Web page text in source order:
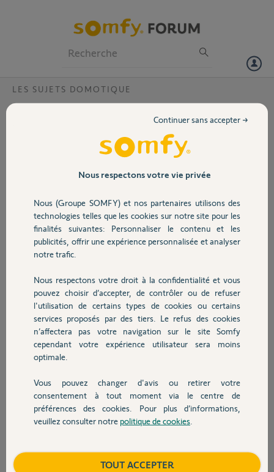
Volet
Sécurité
Domotique
Chauffage
Autres produits
Devis avec un pro
Contact
LES SUJETS DOMOTIQUE
programmation telecommande SITUO 1
Bonjour
j'ai dû remplacer mon ancienne
télécommande TELIS 1 RTS par une
puis-je programmer cette dernière
pour télécommander mon store
extérieur ?
merci d'avance pour votre réponse
En pièce jointe la photo de la
Participer au fil de discussion
Réponses
Nous respectons votre vie privée
Nous (Groupe SOMFY) et nos partenaires utilisons des
technologies telles que les cookies sur notre site pour les
finalités suivantes: Personnaliser le contenu et les
publicités, offrir une expérience personnalisée et analyser
notre trafic.
Nous respectons votre droit à la confidentialité et vous
pouvez choisir d’accepter, de contrôler ou de refuser
l'utilisation de certains types de cookies ou certains
services proposés par des tiers. Le refus des cookies
n’affectera pas votre navigation sur le site Somfy
cependant votre expérience utilisateur sera moins
optimale.
Vous pouvez changer d'avis ou retirer votre
consentement à tout moment via le centre de
préférences des cookies. Pour plus d’informations,
veuillez consulter notre politique de cookies
Continuer sans accepter →
TOUT ACCEPTER